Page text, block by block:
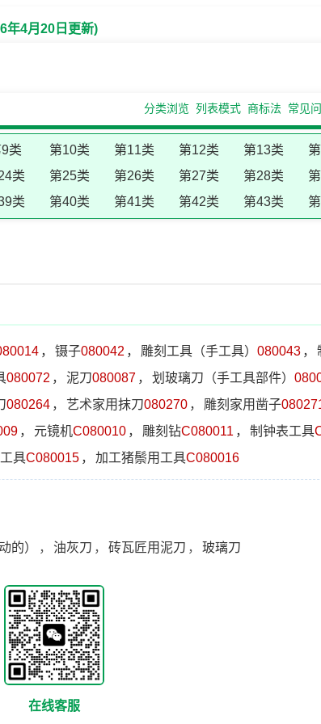
年4月20日更新)
分类浏览 列表模式 商标法 常见
类 第10类 第11类 第12类 第13类
类 第25类 第26类 第27类 第28类
类 第40类 第41类 第42类 第43类
， 镊子080042 ， 雕刻工具（手工具） 080043 ，
080072 ， 泥刀080087 ， 划玻璃刀（手工具部件）
080264 ， 艺术家用抹刀080270 ， 雕刻家用凿子
， 元镜机C080010 ， 雕刻钻C080011 ， 制钟表工具
具C080015 ， 加工猪鬃用工具C080016
的） ， 油灰刀 ， 砖瓦匠用泥刀 ， 玻璃刀
在线客服